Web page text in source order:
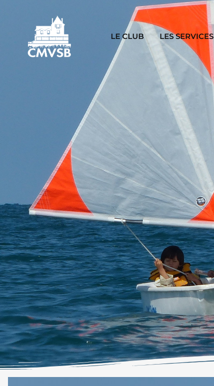
LE CLUB LES SERVICES